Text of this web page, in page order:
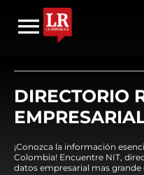
DIRECTORIO
¡Conozca la información
Colombia! Encuentre NIT,
datos empresarial mas grande